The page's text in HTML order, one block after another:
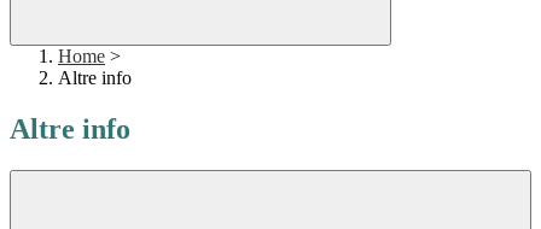
Home >
Altre info
Altre info